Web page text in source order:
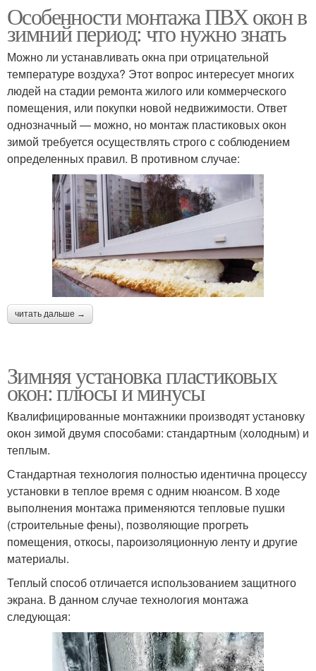
Особенности монтажа ПВХ окон в
зимний период: что нужно знать
Можно ли устанавливать окна при отрицательной
температуре воздуха? Этот вопрос интересует многих
людей на стадии ремонта жилого или коммерческого
помещения, или покупки новой недвижимости. Ответ
однозначный — можно, но монтаж пластиковых окон
зимой требуется осуществлять строго с соблюдением
определенных правил. В противном случае:
читать дальше →
Зимняя установка пластиковых
окон: плюсы и минусы
Квалифицированные монтажники производят установку
окон зимой двумя способами: стандартным (холодным) и
теплым.
Стандартная технология полностью идентична процессу
установки в теплое время с одним нюансом. В ходе
выполнения монтажа применяются тепловые пушки
(строительные фены), позволяющие прогреть
помещения, откосы, пароизоляционную ленту и другие
материалы.
Теплый способ отличается использованием защитного
экрана. В данном случае технология монтажа
следующая: